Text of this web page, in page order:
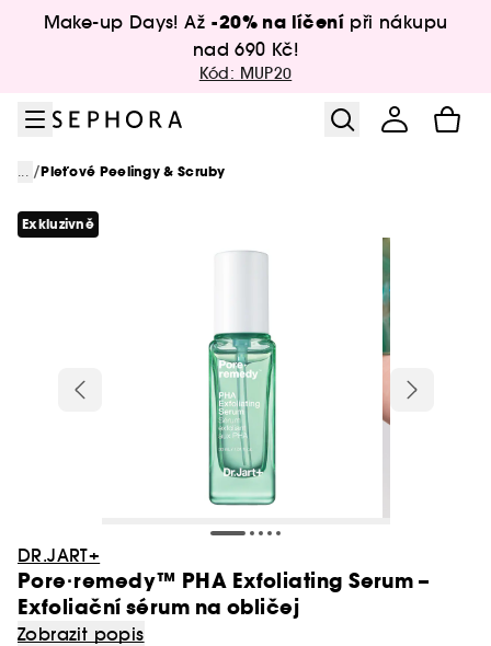
Přejít na hlavní obsah
Make-up Days! Až -20% na líčení při nákupu
nad 690 Kč!
Kód: MUP20
... /Pleťové Peelingy & Scruby
Exkluzivně
DR.JART+
Pore·remedy™ PHA Exfoliating Serum –
Exfoliační sérum na obličej
Zobrazit popis